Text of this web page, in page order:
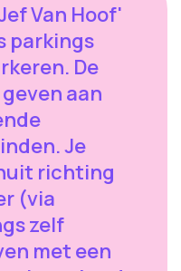
Van Hoof'
parkings
De
aan
Je
richting
(via
zelf
met een